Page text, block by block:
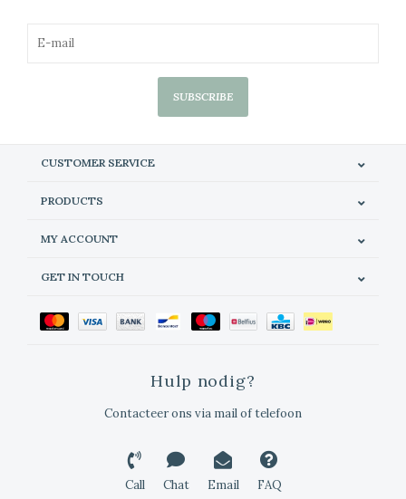
SUBSCRIBE
CUSTOMER SERVICE
PRODUCTS
MY ACCOUNT
GET IN TOUCH
Hulp nodig?
Contacteer ons via mail of telefoon
Call Chat Email FAQ